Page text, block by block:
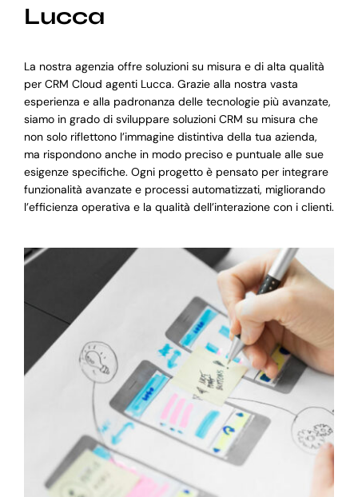
Lucca
La nostra agenzia offre soluzioni su misura e di alta qualità
per CRM Cloud agenti Lucca. Grazie alla nostra vasta
esperienza e alla padronanza delle tecnologie più avanzate,
siamo in grado di sviluppare soluzioni CRM su misura che
non solo riflettono l’immagine distintiva della tua azienda,
ma rispondono anche in modo preciso e puntuale alle sue
esigenze specifiche. Ogni progetto è pensato per integrare
funzionalità avanzate e processi automatizzati, migliorando
l’efficienza operativa e la qualità dell’interazione con i clienti.